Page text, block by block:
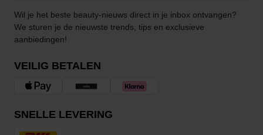
Wil je het beste beauty-nieuws direct in je inbox ontvangen?
We sturen je de nieuwste trends, tips en exclusieve
aanbiedingen!
VEILIG BETALEN
SNELLE LEVERING